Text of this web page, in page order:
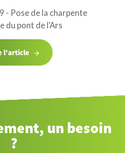
- Pose de la charpente
du pont de l'Ars
l'article
un besoin
?